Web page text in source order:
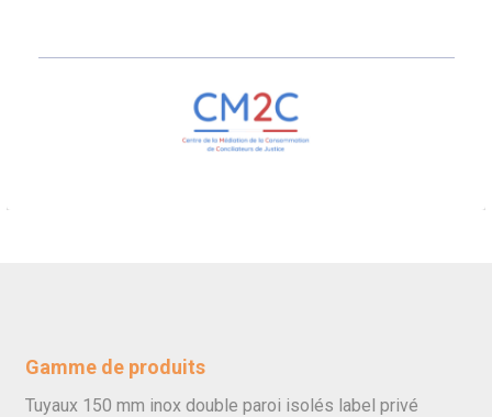
Gamme de produits
Tuyaux 150 mm inox double paroi isolés label privé